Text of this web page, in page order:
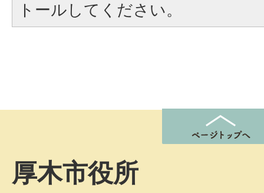
トールしてください。
厚木市役所